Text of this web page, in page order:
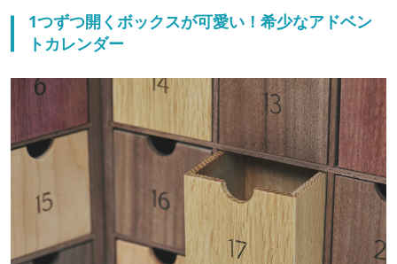
1つずつ開くボックスが可愛い！希少なアドベン
トカレンダー